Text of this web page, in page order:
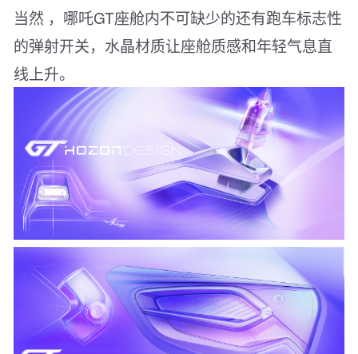
当然 ，哪吒GT座舱内不可缺少的还有跑车标志性
的弹射开关，水晶材质让座舱质感和年轻气息直
线上升。